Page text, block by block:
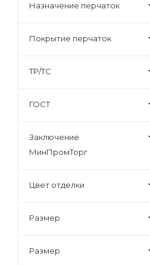
Назначение перчаток
Покрытие перчаток
ТР/ТС
ГОСТ
Заключение
МинПромТорг
Цвет отделки
Размер
Размер